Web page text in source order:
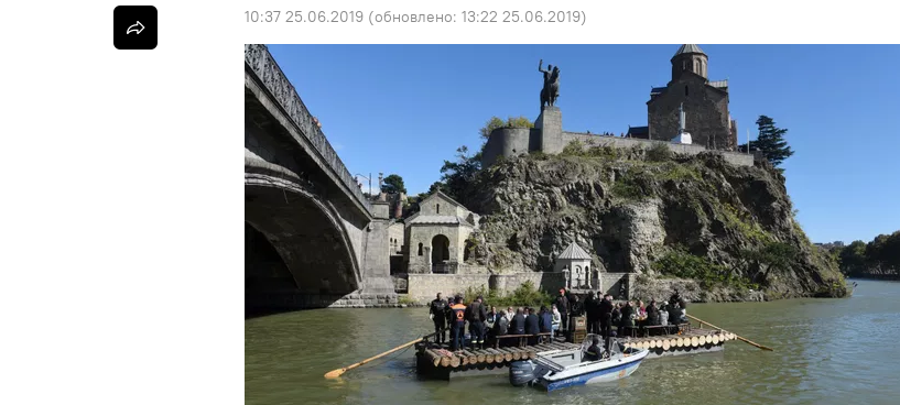
10:37 25.06.2019 (обновлено: 13:22 25.06.2019)